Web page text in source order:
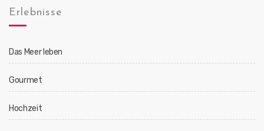
Erlebnisse
Das Meer leben
Gourmet
Hochzeit